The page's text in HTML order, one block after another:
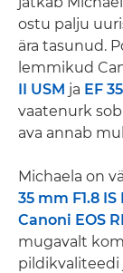
ostu palju
ära tasunud.
lemmikud
II USM ja EF
vaatenurk
ava annab
Michaela on
35 mm F1.8 IS
Canoni EOS
mugavalt
pildikvaliteedi